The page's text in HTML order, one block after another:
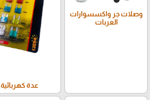
وصلات جر واكسسوارات
العربات
عدة كهربائية